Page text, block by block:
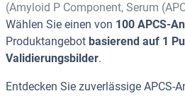
(Amyloid P Component, Serum
Wählen Sie einen von 100 APCS-
Produktangebot basierend auf 1
Validierungsbilder.
Entdecken Sie zuverlässige APCS-